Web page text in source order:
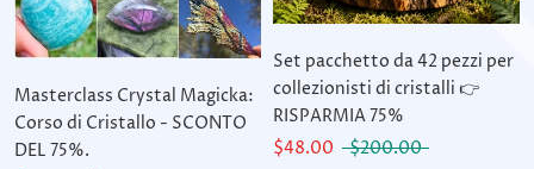
Masterclass Crystal Magicka:
Corso di Cristallo - SCONTO
DEL 75%.
Set pacchetto da 42 pezzi per
collezionisti di cristalli 👉
RISPARMIA 75%
$48.00
$200.00